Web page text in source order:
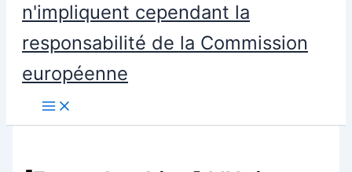
n'impliquent cependant la
responsabilité de la Commission
européenne